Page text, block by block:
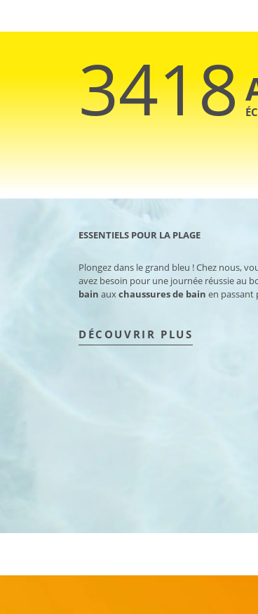
3418
ESSENTIELS POUR LA PLAGE
Plongez dans le grand bleu ! Chez nous,
avez besoin pour une journée réussie au
bain auxchaussures de bain en passant
DÉCOUVRIR PLUS